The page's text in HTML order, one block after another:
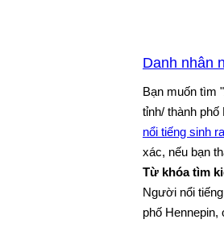
Danh nhân
Bạn muốn tìm
tỉnh/ thành
nổi tiếng sinh
xác, nếu bạn
Từ khóa tìm
Người nổi
phố Hennepin,